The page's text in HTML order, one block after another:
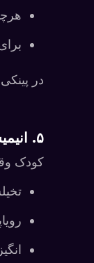
در
۵. انیمیشن‌های تعاملی، دنیای تخیل کودک را گسترش می‌دهند
کودک